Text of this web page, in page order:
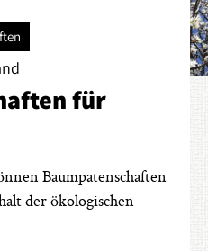
für
Baumpatenschaften
der ökologischen